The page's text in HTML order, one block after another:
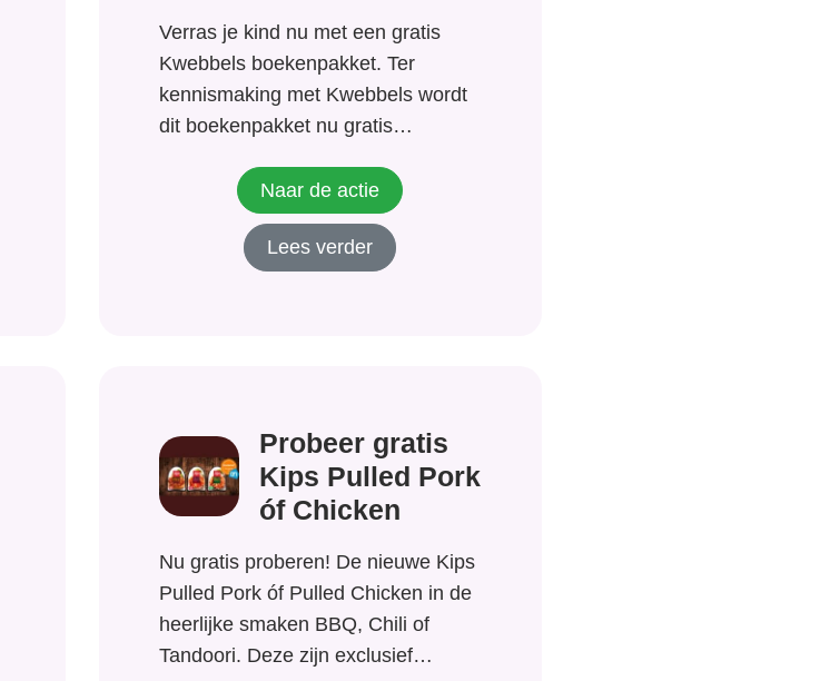
Verras je kind nu met een gratis
Kwebbels boekenpakket. Ter
kennismaking met Kwebbels wordt
dit boekenpakket nu gratis
verzendkosten). Het pakket bestaat
uit 4 leuke lees-, en doeboeken van
bekende merken en wordt
Naar de actie
Lees verder
Probeer gratis
Kips Pulled Pork
óf Chicken
Nu gratis proberen! De nieuwe Kips
Pulled Pork óf Pulled Chicken in de
heerlijke smaken BBQ, Chili of
Tandoori. Deze zijn exclusief